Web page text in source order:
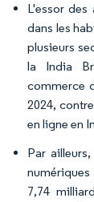
L'essor
dans les
plusieurs
la India
commerce
2024,
en ligne en
Par
7,74